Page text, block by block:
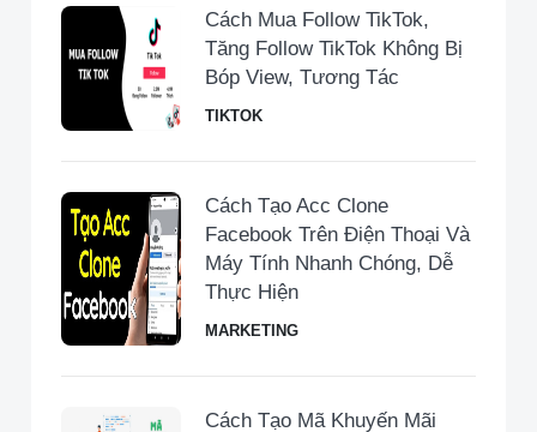
Cách Mua Follow TikTok,
Tăng Follow TikTok Không Bị
Bóp View, Tương Tác
TIKTOK
Cách Tạo Acc Clone
Facebook Trên Điện Thoại Và
Máy Tính Nhanh Chóng, Dễ
Thực Hiện
MARKETING
Cách Tạo Mã Khuyến Mãi